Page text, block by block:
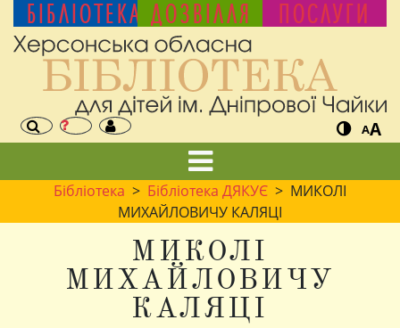
БІБЛІОТЕКА ДОЗВІЛЛЯ ПОСЛУГИ
AA
Бібліотека > Бібліотека ДЯКУЄ > МИКОЛІ
МИХАЙЛОВИЧУ КАЛЯЦІ
МИКОЛІ
МИХАЙЛОВИЧУ
КАЛЯЦІ